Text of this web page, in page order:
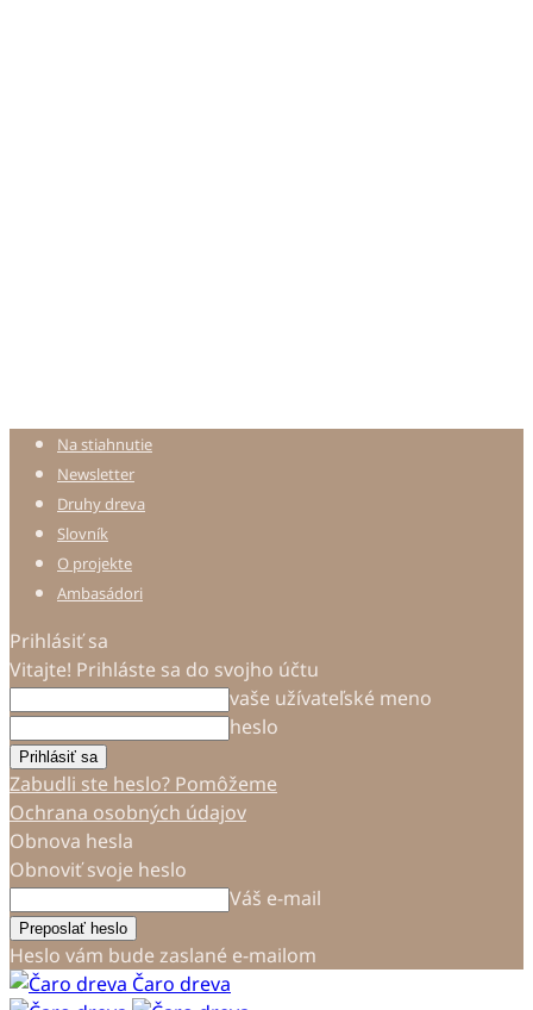
Na stiahnutie
Newsletter
Druhy dreva
Slovník
O projekte
Ambasádori
Prihlásiť sa
Vitajte! Prihláste sa do svojho účtu
vaše užívateľské meno
heslo
Zabudli ste heslo? Pomôžeme
Ochrana osobných údajov
Obnova hesla
Obnoviť svoje heslo
Váš e-mail
Heslo vám bude zaslané e-mailom
Čaro dreva